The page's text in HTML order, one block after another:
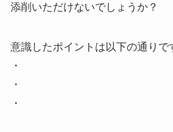
添削いただけないでしょうか？
意識したポイントは以下の通りで
・
・
・